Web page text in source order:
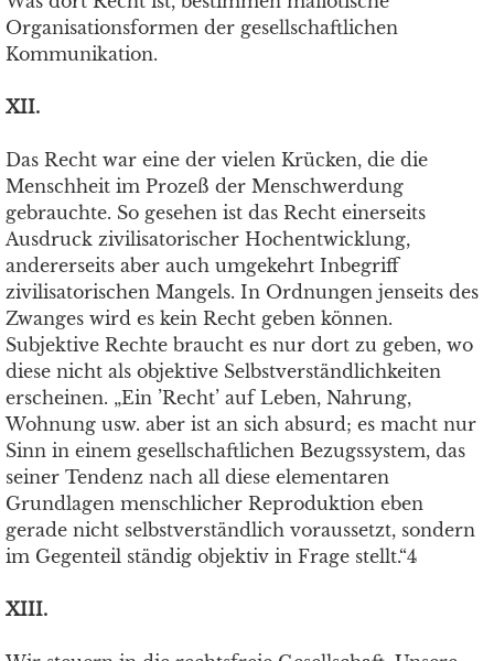
Organisationsformen der gesellschaftlichen
Kommunikation.
XII.
Das Recht war eine der vielen Krücken, die die
Menschheit im Prozeß der Menschwerdung
gebrauchte. So gesehen ist das Recht einerseits
Ausdruck zivilisatorischer Hochentwicklung,
andererseits aber auch umgekehrt Inbegriff
zivilisatorischen Mangels. In Ordnungen jenseits des
Zwanges wird es kein Recht geben können.
Subjektive Rechte braucht es nur dort zu geben, wo
diese nicht als objektive Selbstverständlichkeiten
erscheinen. „Ein ’Recht’ auf Leben, Nahrung,
Wohnung usw. aber ist an sich absurd; es macht nur
Sinn in einem gesellschaftlichen Bezugssystem, das
seiner Tendenz nach all diese elementaren
Grundlagen menschlicher Reproduktion eben
gerade nicht selbstverständlich voraussetzt, sondern
im Gegenteil ständig objektiv in Frage stellt.“4
XIII.